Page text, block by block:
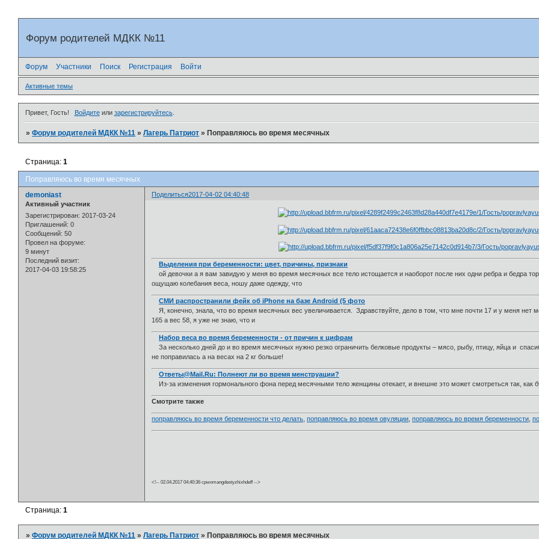
Форум родителей МДКК №11
Форум Участники Поиск Регистрация Войти
Активные темы
Привет, Гость! Войдитеили зарегистрируйтесь.
»Форум родителей МДКК №11 »Лагерь Патриот »Поправляюсь во время месячных
Поправляюсь во время месячных
Страница:1
Поделиться2017-04-02 04:40:48
demoniast
Активный участник
Зарегистрирован: 2017-03-24
Приглашений: 0
Сообщений: 50
Провел на форуме:
9 минут
Последний визит:
2017-04-03 19:58:25
Выделения при беременности: цвет, причины, признаки
ой девочки а я вам завидую у меня во время месячных все тело истощается и наоборот после них одни ребра и бедра
ощущаю колебания веса, ношу даже одежду, что
СМИ распространили фейк об iPhone на базе Android (5 фото
Я, конечно, знала, что во время месячных вес увеличивается. Здравствуйте, дело в том, что мне почти 17 и у меня нет
165 а вес 58, я уже не знаю, что и
Набор веса во время беременности - от причин к цифрам
За несколько дней до и во время месячных нужно резко ограничить белковые продукты – мясо, рыбу, птицу, яйца и
не поправилась а на весах на 2 кг больше!
Ответы@Mail.Ru: Полнеют ли во время менструации?
Из-за изменения гормонального фона перед месячными тело женщины отекает, и внешне это может смотреться так,
Смотрите также
поправляюсь во время беременности что делать ,поправляюсь во время овуляции ,поправляюсь во время беременности ,
<!-- 02.04.2017 04:40:36 cpwomangdestyzhixhdeff -->
Страница:1
»Форум родителей МДКК №11 »Лагерь Патриот » Поправляюсь во время месячных